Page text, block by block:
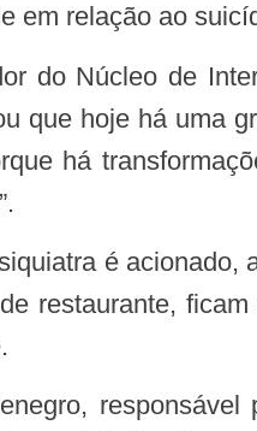
em relação ao
que hoje há uma
há
restaurante,